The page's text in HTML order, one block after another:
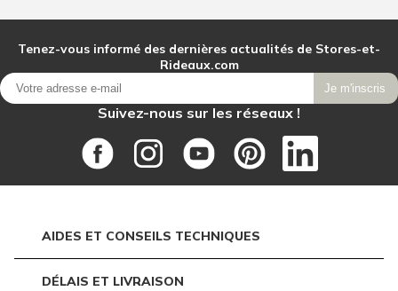
Tenez-vous informé des dernières actualités de Stores-et-
Rideaux.com
Je m'inscris
Suivez-nous sur les réseaux !
AIDES ET CONSEILS TECHNIQUES
DÉLAIS ET LIVRAISON